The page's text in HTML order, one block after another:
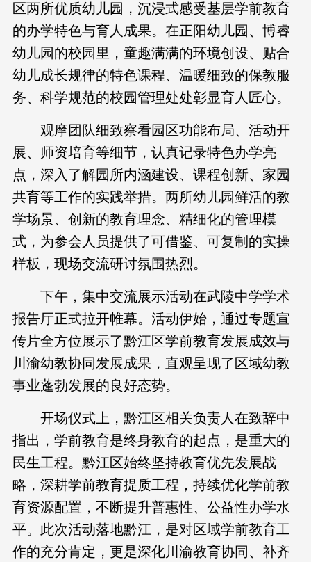
区两所优质幼儿园，沉浸式感受基层学前教育
的办学特色与育人成果。在正阳幼儿园、博睿
幼儿园的校园里，童趣满满的环境创设、贴合
幼儿成长规律的特色课程、温暖细致的保教服
务、科学规范的校园管理处处彰显育人匠心。
观摩团队细致察看园区功能布局、活动开
展、师资培育等细节，认真记录特色办学亮
点，深入了解园所内涵建设、课程创新、家园
共育等工作的实践举措。两所幼儿园鲜活的教
学场景、创新的教育理念、精细化的管理模
式，为参会人员提供了可借鉴、可复制的实操
样板，现场交流研讨氛围热烈。
下午，集中交流展示活动在武陵中学学术
报告厅正式拉开帷幕。活动伊始，通过专题宣
传片全方位展示了黔江区学前教育发展成效与
川渝幼教协同发展成果，直观呈现了区域幼教
事业蓬勃发展的良好态势。
开场仪式上，黔江区相关负责人在致辞中
指出，学前教育是终身教育的起点，是重大的
民生工程。黔江区始终坚持教育优先发展战
略，深耕学前教育提质工程，持续优化学前教
育资源配置，不断提升普惠性、公益性办学水
平。此次活动落地黔江，是对区域学前教育工
作的充分肯定，更是深化川渝教育协同、补齐